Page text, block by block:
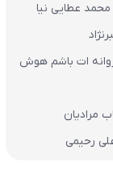
عطایی نیا
ات باشم هوش
مرادیان
رحیمی